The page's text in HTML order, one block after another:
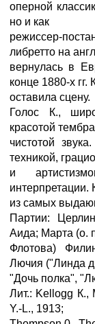
оперной
но и как
режиссер-
либретто на
вернулась в
конце 1880-х гг.
оставила сцену.
Голос К.,
красотой
чистотой
техникой,
и
интерпретации.
из самых
Партии:
Аида; Марта (о.
Флотова)
Лючия ("Линда
"Дочь полка",
Лит.: Kellogg К.,
Y.-L., 1913;